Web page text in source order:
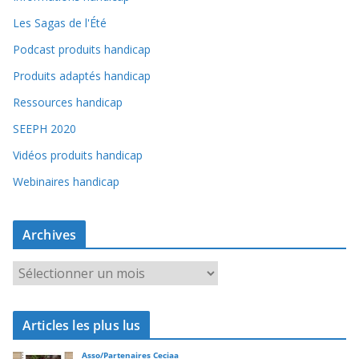
Les Sagas de l'Été
Podcast produits handicap
Produits adaptés handicap
Ressources handicap
SEEPH 2020
Vidéos produits handicap
Webinaires handicap
Archives
r
c
i
Articles les plus lus